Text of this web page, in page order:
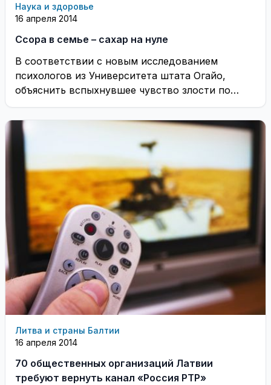
Наука и здоровье
16 апреля 2014
Ссора в семье – сахар на нуле
В соответствии с новым исследованием
психологов из Университета штата Огайо,
объяснить вспыхнувшее чувство злости по
отношению к супругу, может низкий ...
Литва и страны Балтии
16 апреля 2014
70 общественных организаций Латвии
требуют вернуть канал «Россия РТР»